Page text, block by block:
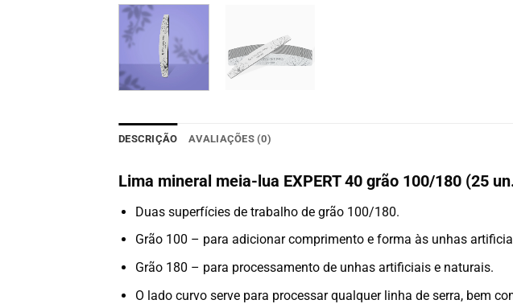
DESCRIÇÃO AVALIAÇÕES (0)
Lima mineral meia-lua EXPERT 40 grão 100/180 (25
Duas superfícies de trabalho de grão 100/180.
Grão 100 – para adicionar comprimento e forma às unhas
Grão 180 – para processamento de unhas artificiais e naturais.
O lado curvo serve para processar qualquer linha de serra, bem